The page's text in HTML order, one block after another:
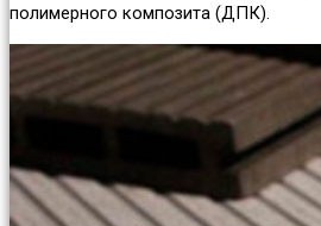
полимерного композита (ДПК).